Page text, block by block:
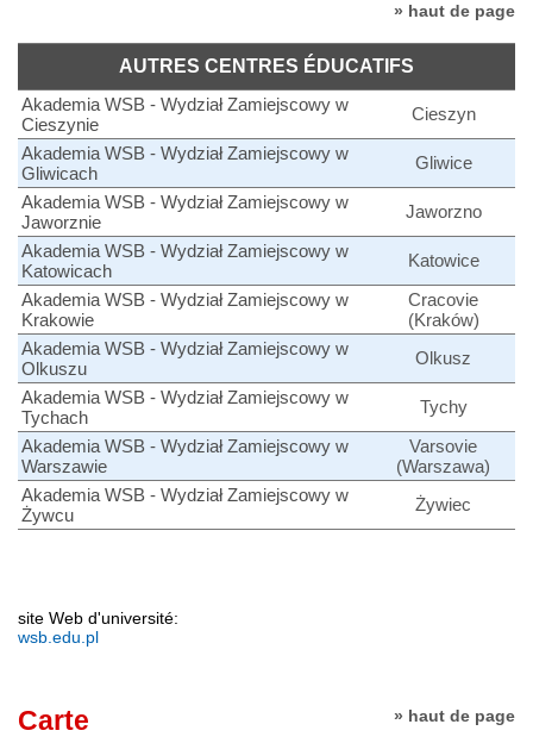
» haut de page
AUTRES CENTRES ÉDUCATIFS
Akademia WSB - Wydział Zamiejscowy w
Cieszynie
Cieszyn
Akademia WSB - Wydział Zamiejscowy w
Gliwicach
Gliwice
Akademia WSB - Wydział Zamiejscowy w
Jaworznie
Jaworzno
Akademia WSB - Wydział Zamiejscowy w
Katowicach
Katowice
Akademia WSB - Wydział Zamiejscowy w
Krakowie
Cracovie
(Kraków)
Akademia WSB - Wydział Zamiejscowy w
Olkuszu
Olkusz
Akademia WSB - Wydział Zamiejscowy w
Tychach
Tychy
Akademia WSB - Wydział Zamiejscowy w
Warszawie
Varsovie
(Warszawa)
Akademia WSB - Wydział Zamiejscowy w
Żywcu
Żywiec
site Web d'université:
wsb.edu.pl
» haut de page
Carte